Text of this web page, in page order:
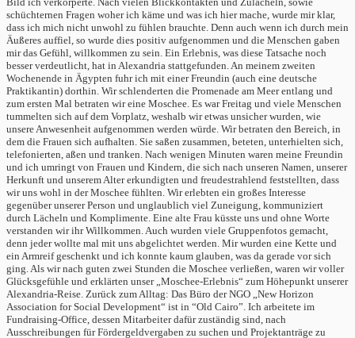
schüchternen Fragen woher ich käme und was ich hier mache, wurde mir klar,
dass ich mich nicht unwohl zu fühlen brauchte. Denn auch wenn ich durch mein
Äußeres auffiel, so wurde dies positiv aufgenommen und die Menschen gaben
mir das Gefühl, willkommen zu sein. Ein Erlebnis, was diese Tatsache noch
besser verdeutlicht, hat in Alexandria stattgefunden. An meinem zweiten
Wochenende in Ägypten fuhr ich mit einer Freundin (auch eine deutsche
Praktikantin) dorthin. Wir schlenderten die Promenade am Meer entlang und
zum ersten Mal betraten wir eine Moschee. Es war Freitag und viele Menschen
tummelten sich auf dem Vorplatz, weshalb wir etwas unsicher wurden, wie
unsere Anwesenheit aufgenommen werden würde. Wir betraten den Bereich, in
dem die Frauen sich aufhalten. Sie saßen zusammen, beteten, unterhielten sich,
telefonierten, aßen und tranken. Nach wenigen Minuten waren meine Freundin
und ich umringt von Frauen und Kindern, die sich nach unseren Namen, unserer
Herkunft und unserem Alter erkundigten und freudestrahlend feststellten, dass
wir uns wohl in der Moschee fühlten. Wir erlebten ein großes Interesse
gegenüber unserer Person und unglaublich viel Zuneigung, kommuniziert
durch Lächeln und Komplimente. Eine alte Frau küsste uns und ohne Worte
verstanden wir ihr Willkommen. Auch wurden viele Gruppenfotos gemacht,
denn jeder wollte mal mit uns abgelichtet werden. Mir wurden eine Kette und
ein Armreif geschenkt und ich konnte kaum glauben, was da gerade vor sich
ging. Als wir nach guten zwei Stunden die Moschee verließen, waren wir voller
Glücksgefühle und erklärten unser „Moschee-Erlebnis“ zum Höhepunkt unserer
Alexandria-Reise. Zurück zum Alltag: Das Büro der NGO „New Horizon
Association for Social Development“ ist in “Old Cairo”. Ich arbeitete im
Fundraising-Office, dessen Mitarbeiter dafür zuständig sind, nach
Ausschreibungen für Fördergeldvergaben zu suchen und Projektanträge zu